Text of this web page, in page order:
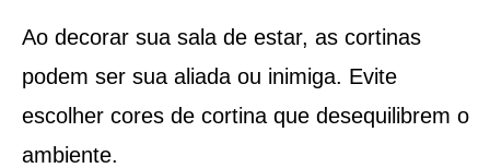
Ao decorar sua sala de estar, as cortinas
podem ser sua aliada ou inimiga. Evite
escolher cores de cortina que desequilibrem o
ambiente.